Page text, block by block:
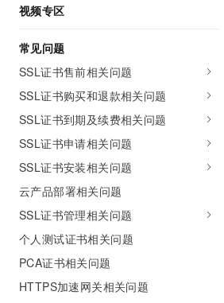
视频专区
常见问题
SSL证书售前相关问题
SSL证书购买和退款相关问题
SSL证书到期及续费相关问题
SSL证书申请相关问题
SSL证书安装相关问题
云产品部署相关问题
SSL证书管理相关问题
个人测试证书相关问题
PCA证书相关问题
HTTPS加速网关相关问题